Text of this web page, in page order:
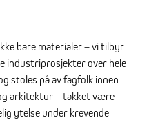
bare materialer – vi tilbyr
industriprosjekter over hele
stoles på av fagfolk innen
arkitektur – takket være
ytelse under krevende